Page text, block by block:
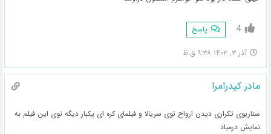
4 پاسخ
آذر ۳, ۱۴۰۳ ۹:۳۸ ق.ظ
مادر کیدرامرا
سناریوی تکراری دیدن ارواح توی سریالا و فیلمای کره ای یکبار دیگه توی این فیلم به
نمایش درمیاد